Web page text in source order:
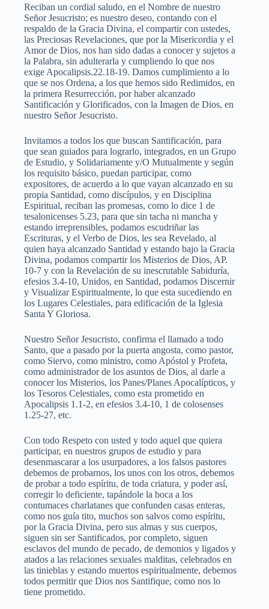
Reciban un cordial saludo, en el Nombre de nuestro
Señor Jesucristo; es nuestro deseo, contando con el
respaldo de la Gracia Divina, el compartir con ustedes,
las Preciosas Revelaciones, que por la Misericordia y el
Amor de Dios, nos han sido dadas a conocer y sujetos a
la Palabra, sin adulterarla y cumpliendo lo que nos
exige Apocalipsis.22.18-19. Damos cumplimiento a lo
que se nos Ordena, a los que hemos sido Redimidos, en
la primera Resurrección, por haber alcanzado
Santificación y Glorificados, con la Imagen de Dios, en
nuestro Señor Jesucristo.
Invitamos a todos los que buscan Santificación, para
que sean guiados para lograrlo, integrados, en un Grupo
de Estudio, y Solidariamente y/O Mutualmente y según
los requisito básico, puedan participar, como
expositores, de acuerdo a lo que vayan alcanzado en su
propia Santidad, como discípulos, y en Disciplina
Espiritual, reciban las promesas, como lo dice 1 de
tesalonicenses 5.23, para que sin tacha ni mancha y
estando irreprensibles, podamos escudriñar las
Escrituras, y el Verbo de Dios, les sea Revelado, al
quien haya alcanzado Santidad y estando bajo la Gracia
Divina, podamos compartir los Misterios de Dios, AP.
10-7 y con la Revelación de su inescrutable Sabiduría,
efesios 3.4-10, Unidos, en Santidad, podamos Discernir
y Visualizar Espiritualmente, lo que esta sucediendo en
los Lugares Celestiales, para edificación de la Iglesia
Santa Y Gloriosa.
Nuestro Señor Jesucristo, confirma el llamado a todo
Santo, que a pasado por la puerta angosta, como pastor,
como Siervo, como ministro, como Apóstol y Profeta,
como administrador de los asuntos de Dios, al darle a
conocer los Misterios, los Panes/Planes Apocalípticos, y
los Tesoros Celestiales, como esta prometido en
Apocalipsis 1.1-2, en efesios 3.4-10, 1 de colosenses
1.25-27, etc.
Con todo Respeto con usted y todo aquel que quiera
participar, en nuestros grupos de estudio y para
desenmascarar a los usurpadores, a los falsos pastores
debemos de probarnos, los unos con los otros, debemos
de probar a todo espíritu, de toda criatura, y poder así,
corregir lo deficiente, tapándole la boca a los
contumaces charlatanes que confunden casas enteras,
como nos guía tito, muchos son salvos como espíritu,
por la Gracia Divina, pero sus almas y sus cuerpos,
siguen sin ser Santificados, por completo, siguen
esclavos del mundo de pecado, de demonios y ligados y
atados a las relaciones sexuales malditas, celebrados en
las tinieblas y estando muertos espiritualmente, debemos
todos permitir que Dios nos Santifique, como nos lo
tiene prometido.